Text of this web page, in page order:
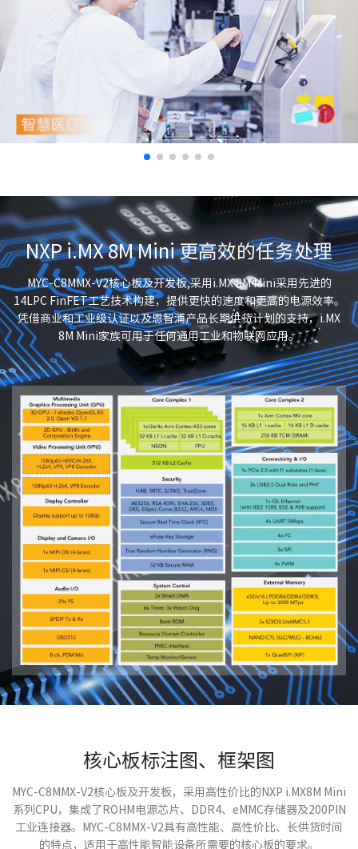
NXP i.MX 8M Mini 更高效的任务处理
MYC-C8MMX-V2核心板及开发板,采用i.MX 8M Mini采用先进的
14LPC FinFET工艺技术构建，提供更快的速度和更高的电源效率。
凭借商业和工业级认证以及恩智浦产品长期供货计划的支持，i.MX
8M Mini家族可用于任何通用工业和物联网应用。
核心板标注图、框架图
MYC-C8MMX-V2核心板及开发板，采用高性价比的NXP i.MX8M Mini
系列CPU，集成了ROHM电源芯片、DDR4、eMMC存储器及200PIN
工业连接器。MYC-C8MMX-V2具有高性能、高性价比、长供货时间
的特点，适用于高性能智能设备所需要的核心板的要求。